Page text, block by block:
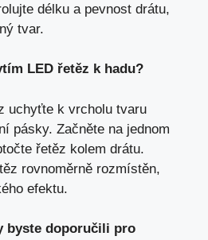
délku a pevnost drátu,
tvar.
LED řetěz k hadu?
uchyťte k vrcholu tvaru
pásky. Začněte na jednom
řetěz kolem drátu.
rovnoměrně rozmístěn,
efektu.
byste doporučili pro